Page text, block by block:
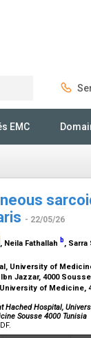
EMC
- 22/05/26
, Neila Fathallah b, Sarra
University of
Jazzar, 4000
of Medicine,
Hospital,
Sousse 4000 Tunisia